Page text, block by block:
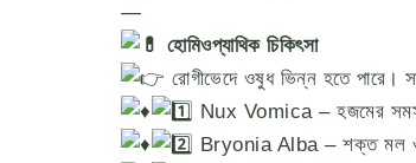
—
হোমিওপ্যাথিক চিকিৎসা
রোগীভেদে ওষুধ ভিন্ন হতে পারে।
Nux Vomica – হজমের
Bryonia Alba – শক্ত মল ও